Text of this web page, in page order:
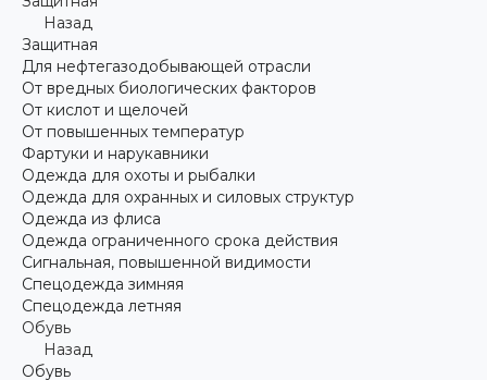
Назад
Защитная
Для нефтегазодобывающей отрасли
От вредных биологических факторов
От кислот и щелочей
От повышенных температур
Фартуки и нарукавники
Одежда для охоты и рыбалки
Одежда для охранных и силовых структур
Одежда из флиса
Одежда ограниченного срока действия
Сигнальная, повышенной видимости
Спецодежда зимняя
Спецодежда летняя
Обувь
Назад
Обувь